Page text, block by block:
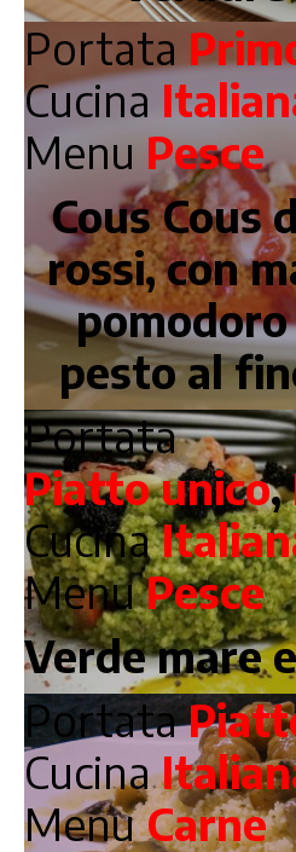
Portata
Cucina
Menu Pesce
Cous Cous
rossi, con
pesto al
Portata
Piatto unico,
Cucina
MenuPesce
Verde mare
Portata
Cucina
MenuCarne